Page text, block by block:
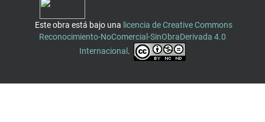
Este obra está bajo una licencia de Creative Commons
Reconocimiento-NoComercial-SinObraDerivada 4.0
Internacional .